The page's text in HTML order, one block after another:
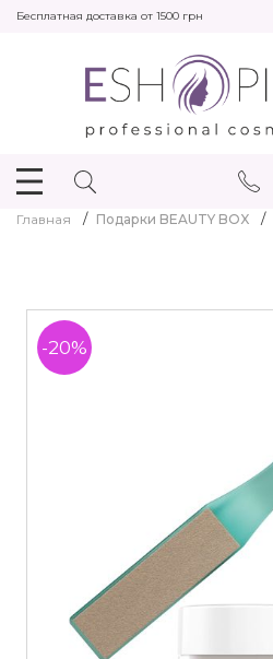
Бесплатная доставка от 1500 грн
Главная Подарки BEAUTY BOX
-20%